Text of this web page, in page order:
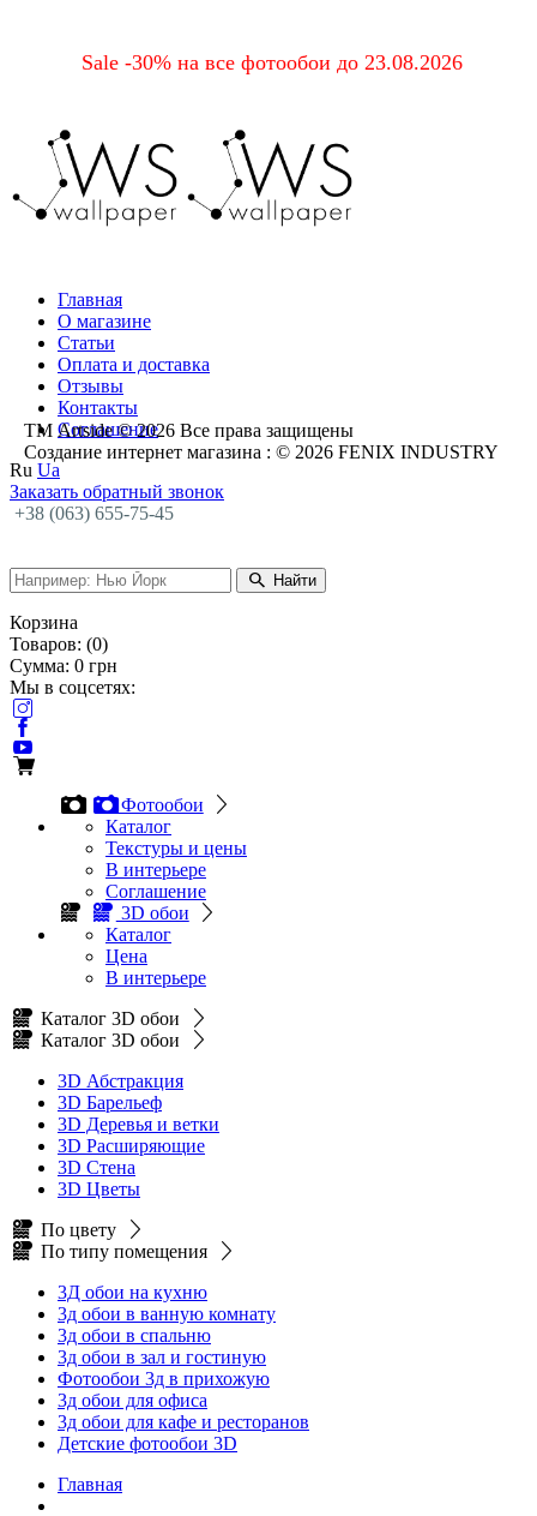
Sale -30% на все фотообои до 23.08.2026
Главная
О магазине
Статьи
Оплата и доставка
Отзывы
Контакты
Соглашение
Ru Ua
Заказать обратный звонок
+38 (063) 655-75-45
Найти
Корзина
Товаров: (0)
Сумма: 0 грн
Мы в соцсетях:
Фотообои
Каталог
Текстуры и цены
В интерьере
Соглашение
3D обои
Каталог
Цена
В интерьере
Каталог 3D обои
Каталог 3D обои
3D Абстракция
3D Барельеф
3D Деревья и ветки
3D Расширяющие
3D Стена
3D Цветы
По цвету
По типу помещения
3Д обои на кухню
3д обои в ванную комнату
3д обои в спальню
3д обои в зал и гостиную
Фотообои 3д в прихожую
3д обои для офиса
3д обои для кафе и ресторанов
Детские фотообои 3D
Главная
ТМ Artside © 2026 Все права защищены
Создание интернет магазина : © 2026 FENIX INDUSTRY